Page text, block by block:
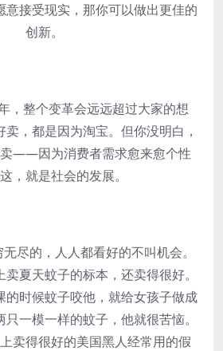
意接受现实，那你可以做出更佳的
创新。
整个变革会远远超过大家的想
，都是因为淘宝。但你没明白，
——因为消费者需求愈来愈个性
，就是社会的发展。
的，人人都看好的不叫机会。
夏天蚊子的标本，还卖得很好。
的时候蚊子咬他，就给女孩子做成
一模一样的蚊子，他就很苦恼。
卖得很好的美国黑人经常用的假